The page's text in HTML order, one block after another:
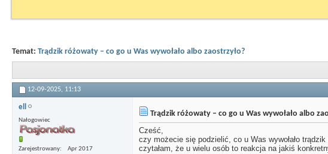
Temat: Trądzik różowaty – co go u Was wywołało albo zaostrzyło?
12-09-2025, 11:13
ell
Nałogowiec
Zarejestrowany
Apr 2017
Trądzik różowaty – co go u Was wywołało albo
Cześć,
czy możecie się podzielić, co u Was wywołało
czytałam, że u wielu osób to reakcja na jakiś